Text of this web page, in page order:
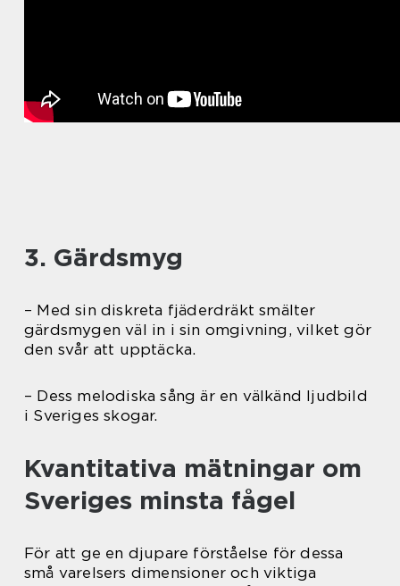
3. Gärdsmyg
– Med sin diskreta fjäderdräkt smälter
gärdsmygen väl in i sin omgivning, vilket gör
den svår att upptäcka.
– Dess melodiska sång är en välkänd ljudbild
i Sveriges skogar.
Kvantitativa mätningar om
Sveriges minsta fågel
För att ge en djupare förståelse för dessa
små varelsers dimensioner och viktiga